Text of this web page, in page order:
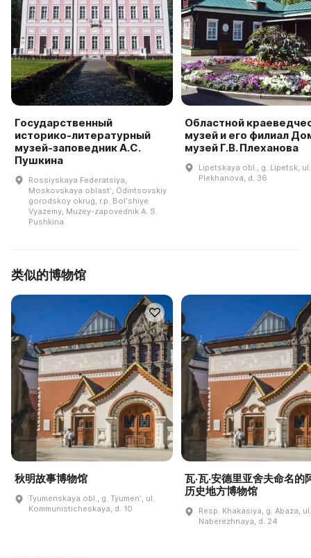
Государственный
историко-литературный
музей-заповедник А.С.
Пушкина
Rossiyskaya Federatsiya,
Moskovskaya oblastʹ, Odintsovskiy
gorodskoy okrug, r.p. Bolʹshiye
Vyazemy, Muzey-zapovednik A. S.
Pushkina
Областной
музей и его филиал
музей Г.В. Плеханова
Lipetskaya obl., g. Lipetsk, ul.
Plekhanova, d. 36
类似的博物馆
秋明故事博物馆
Tyumenskaya obl., g. Tyumenʹ, ul.
Kommunisticheskaya, d. 10
瓦·瓦·安德里亚舍夫命名的
历史地方博物馆
Resp. Khakasiya, g. Abaza, ul.
Naberezhnaya, d. 24